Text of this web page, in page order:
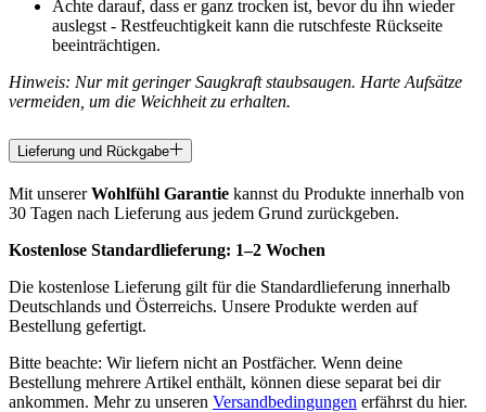
Achte darauf, dass er ganz trocken ist, bevor du ihn wieder
auslegst - Restfeuchtigkeit kann die rutschfeste Rückseite
beeinträchtigen.
Hinweis: Nur mit geringer Saugkraft staubsaugen. Harte Aufsätze
vermeiden, um die Weichheit zu erhalten.
Lieferung und Rückgabe
Mit unsererWohlfühl Garantie kannst du Produkte innerhalb von
30 Tagen nach Lieferung aus jedem Grund zurückgeben.
Kostenlose Standardlieferung: 1–2 Wochen
Die kostenlose Lieferung gilt für die Standardlieferung innerhalb
Deutschlands und Österreichs. Unsere Produkte werden auf
Bestellung gefertigt.
Bitte beachte: Wir liefern nicht an Postfächer. Wenn deine
Bestellung mehrere Artikel enthält, können diese separat bei dir
ankommen. Mehr zu unseren Versandbedingungen erfährst du hier.